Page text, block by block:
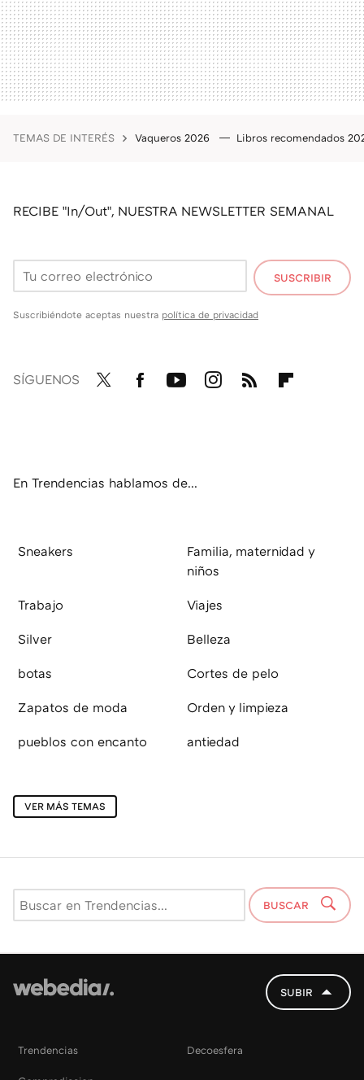
TEMAS DE INTERÉS Vaqueros 2026 Libros recomendados
RECIBE "In/Out", NUESTRA NEWSLETTER SEMANAL
SUSCRIBIR
Suscribiéndote aceptas nuestra política de privacidad
SÍGUENOS
En Trendencias hablamos de...
Sneakers
Familia, maternidad y
niños
Trabajo Viajes
Silver Belleza
botas Cortes de pelo
Zapatos de moda Orden y limpieza
pueblos con encanto antiedad
VER MÁS TEMAS
BUSCAR
SUBIR
Trendencias Decoesfera